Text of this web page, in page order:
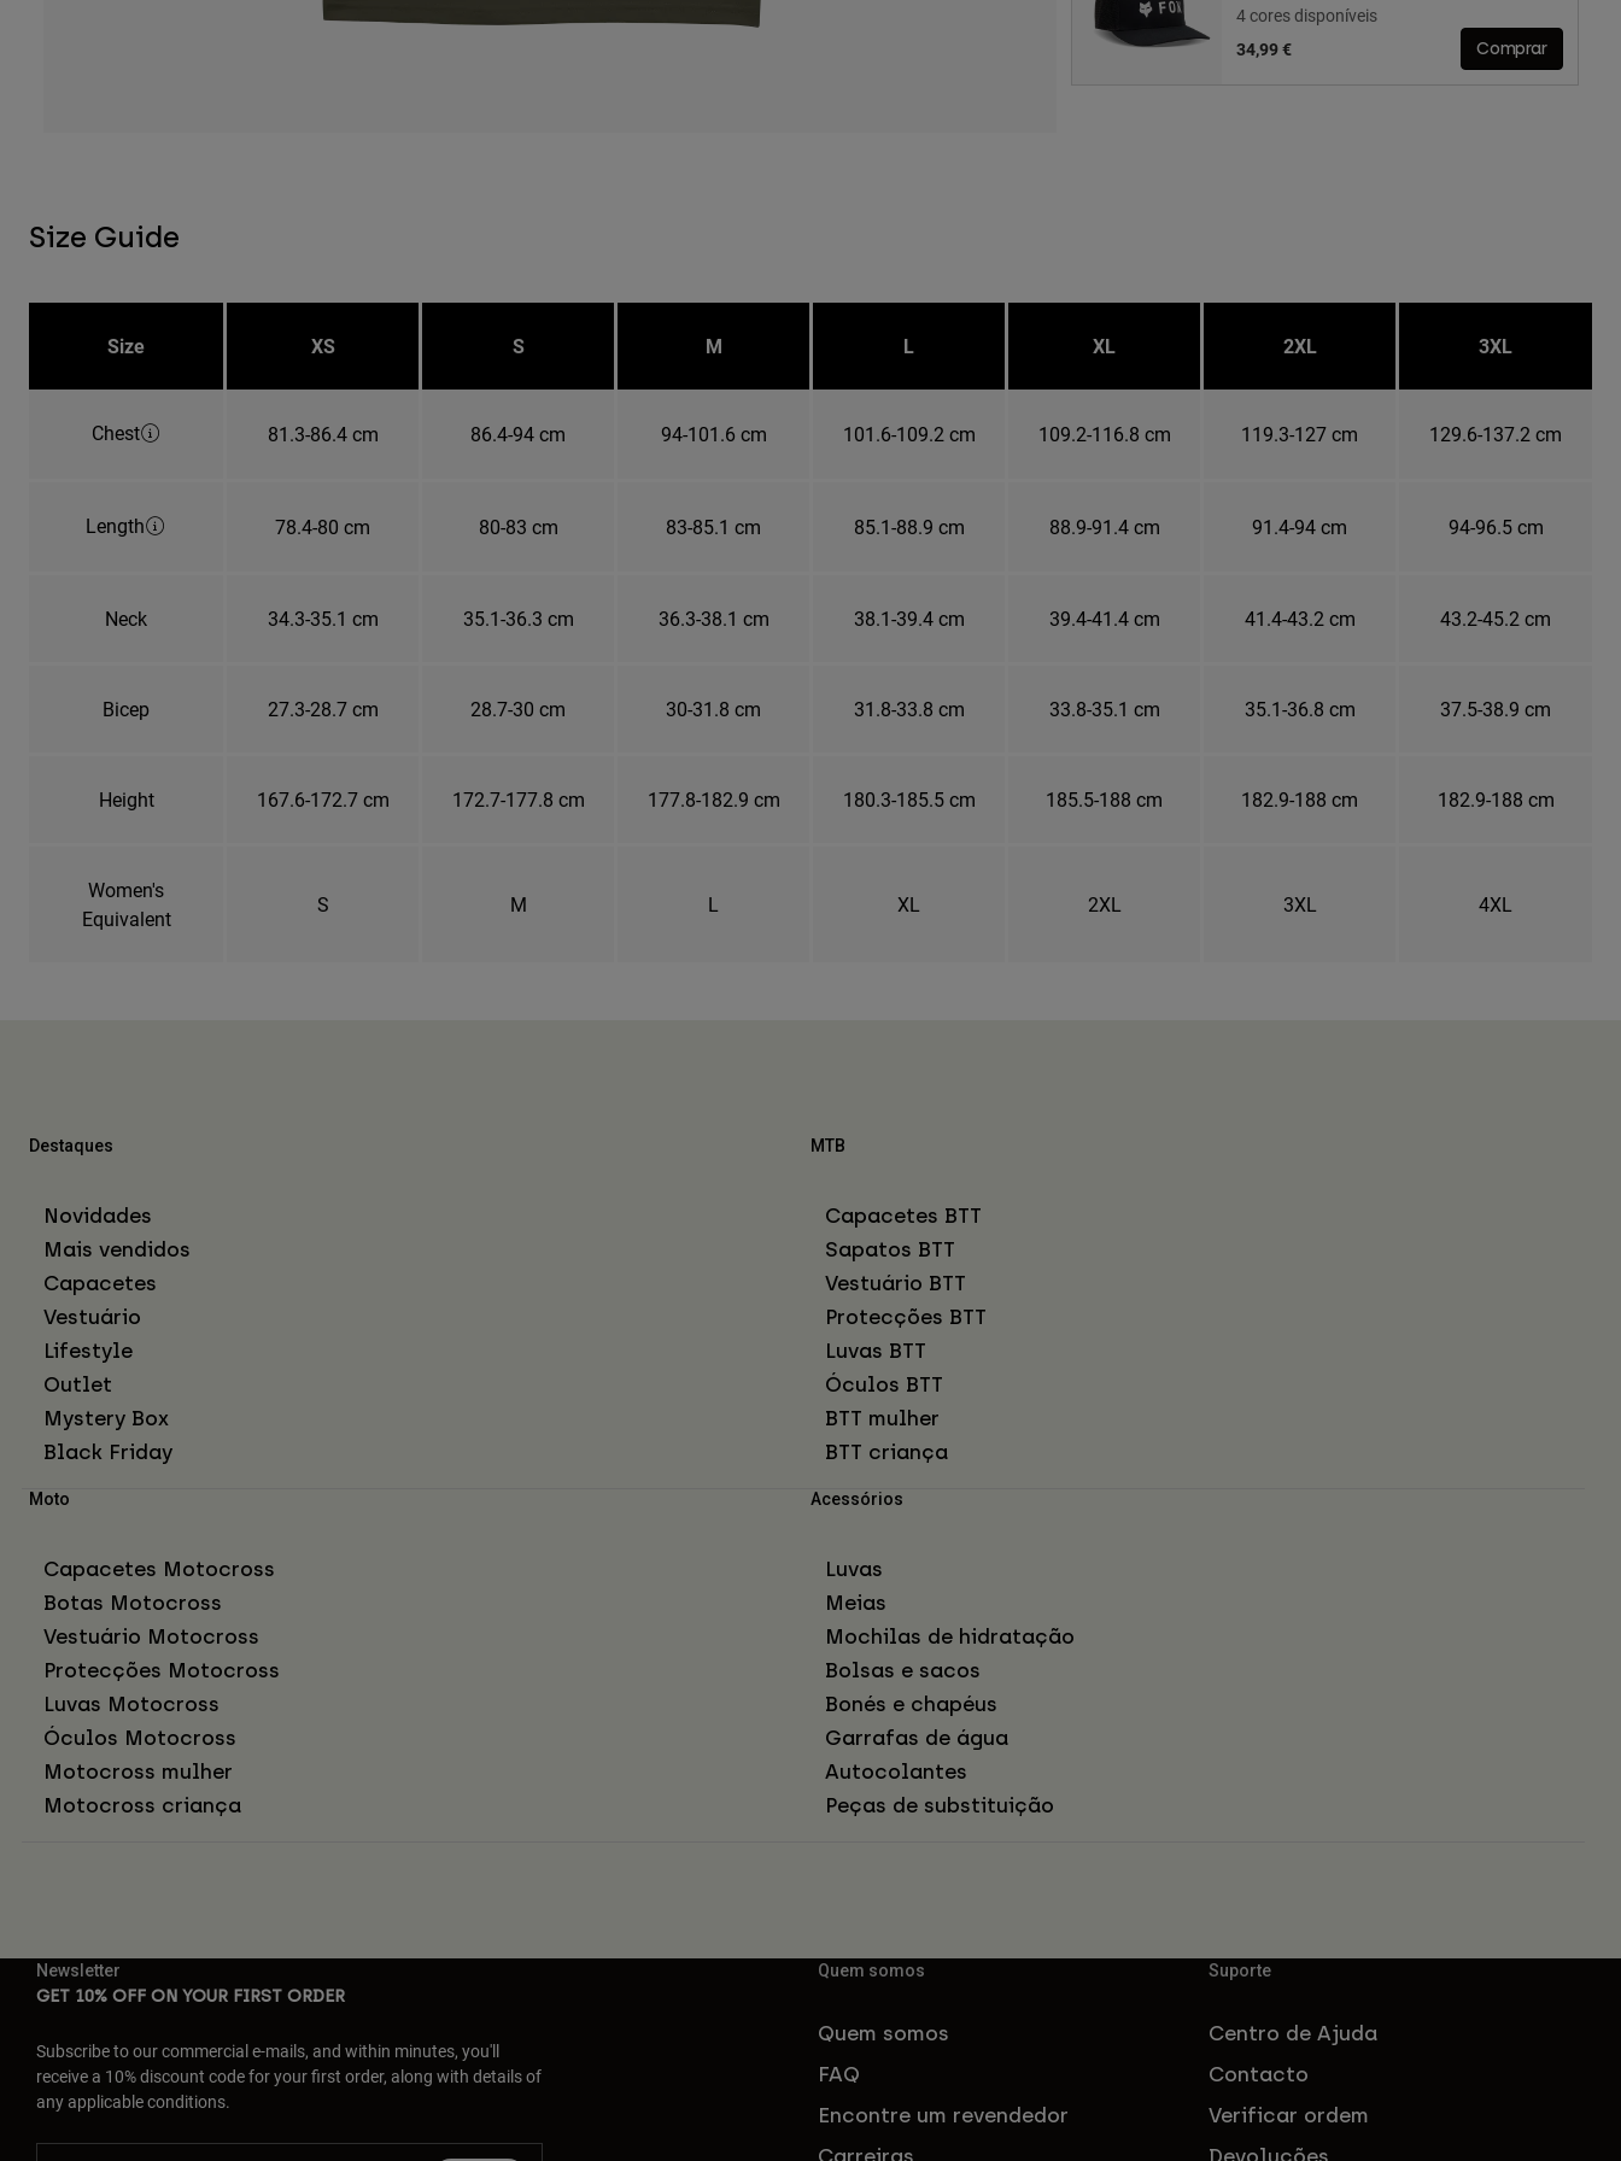
4 cores disponíveis
34,99 €
Comprar
Size Guide
Size XS S M L XL 2XL 3XL
Chest 81.3-86.4 cm 86.4-94 cm 94-101.6 cm 101.6-109.2 cm 109.2-116.8 cm 119.3-127 cm 129.6-137.2 cm
Length 78.4-80 cm 80-83 cm 83-85.1 cm 85.1-88.9 cm 88.9-91.4 cm 91.4-94 cm 94-96.5 cm
Neck 34.3-35.1 cm 35.1-36.3 cm 36.3-38.1 cm 38.1-39.4 cm 39.4-41.4 cm 41.4-43.2 cm 43.2-45.2 cm
Bicep 27.3-28.7 cm 28.7-30 cm 30-31.8 cm 31.8-33.8 cm 33.8-35.1 cm 35.1-36.8 cm 37.5-38.9 cm
Height 167.6-172.7 cm 172.7-177.8 cm 177.8-182.9 cm 180.3-185.5 cm 185.5-188 cm 182.9-188 cm 182.9-188 cm
Women's
Equivalent
S M L XL 2XL 3XL 4XL
Destaques
Novidades
Mais vendidos
Capacetes
Vestuário
Lifestyle
Outlet
Mystery Box
Black Friday
MTB
Capacetes BTT
Sapatos BTT
Vestuário BTT
Protecções BTT
Luvas BTT
Óculos BTT
BTT mulher
BTT criança
Moto
Capacetes Motocross
Botas Motocross
Vestuário Motocross
Protecções Motocross
Luvas Motocross
Óculos Motocross
Motocross mulher
Motocross criança
Acessórios
Luvas
Meias
Mochilas de hidratação
Bolsas e sacos
Bonés e chapéus
Garrafas de água
Autocolantes
Peças de substituição
Newsletter
GET 10% OFF ON YOUR FIRST ORDER
Subscribe to our commercial e-mails, and within minutes, you'll
receive a 10% discount code for your first order, along with details of
any applicable conditions.
Quem somos
Quem somos
FAQ
Encontre um revendedor
Carreiras
Suporte
Centro de Ajuda
Contacto
Verificar ordem
Devoluções